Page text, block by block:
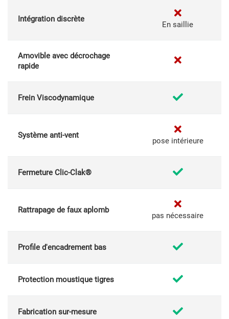
Intégration discrète
En saillie
Amovible avec décrochage
rapide
Frein Viscodynamique
Système anti-vent
pose intérieure
Fermeture Clic-Clak®
Rattrapage de faux aplomb
pas nécessaire
Profile d'encadrement bas
Protection moustique tigres
Fabrication sur-mesure